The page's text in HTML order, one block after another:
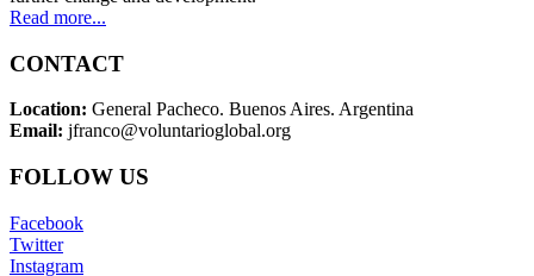
Read more...
CONTACT
Location: General Pacheco. Buenos Aires. Argentina
Email: jfranco@voluntarioglobal.org
FOLLOW US
Facebook
Twitter
Instagram